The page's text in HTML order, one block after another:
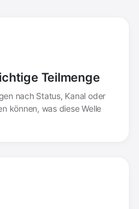
Teilmenge
nach Status, Kanal oder
können, was diese Welle